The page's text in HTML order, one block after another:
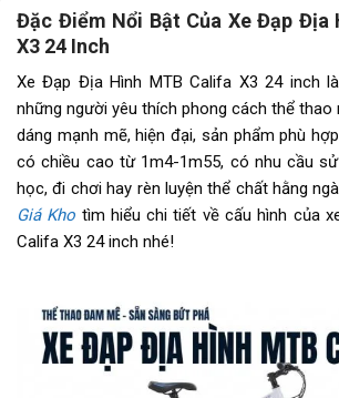
Tăng tốc trước (Gạt
đĩa)
Tăng tốc sau (Gạt líp) Shiming
Đùi đĩa
Hợp Kim Thép,
đạn
Dĩa
Sên (xích) N/A
24 inch
Đặc Điểm Nổi Bật Của Xe Đạp Địa
X3 24 Inch
Xe Đạp Địa Hình MTB Califa X3 24 inch
những người yêu thích phong cách thể thao
dáng mạnh mẽ, hiện đại, sản phẩm phù
có chiều cao từ 1m4-1m55, có nhu cầu
học, đi chơi hay rèn luyện thể chất hằng
Giá Kho tìm hiểu chi tiết về cấu hình của
Califa X3 24 inch nhé!